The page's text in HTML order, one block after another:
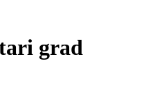
grad